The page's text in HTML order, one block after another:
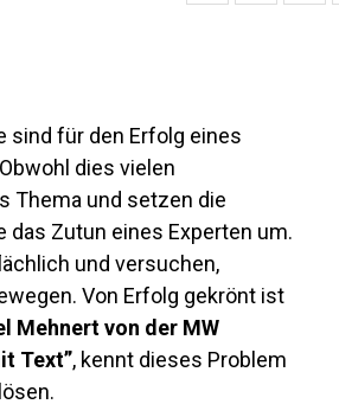
sind für den Erfolg eines
dies vielen
Thema und setzen die
Zutun eines Experten um.
und versuchen,
Von Erfolg gekrönt ist
Mehnert von der MW
Text”, kennt dieses Problem